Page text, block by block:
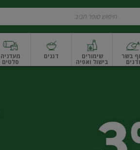
בשר
ודגים
שימורים
בישול ואפיה
דגנים מעדניה
סלטים
ואגוזיםפירות יבשים ארוזפירות יבשים